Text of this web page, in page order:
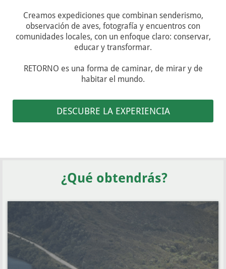
Creamos expediciones que combinan senderismo,
observación de aves, fotografía y encuentros con
comunidades locales, con un enfoque claro: conservar,
educar y transformar.
RETORNO es una forma de caminar, de mirar y de
habitar el mundo.
DESCUBRE LA EXPERIENCIA
¿Qué obtendrás?